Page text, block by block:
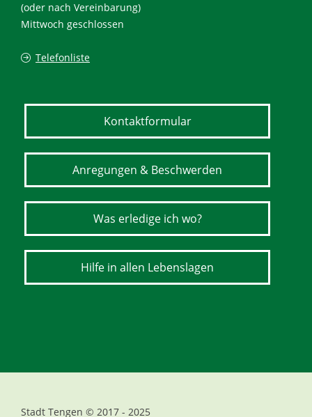
(oder nach Vereinbarung)
Mittwoch geschlossen
Telefonliste
Kontaktformular
Anregungen & Beschwerden
Was erledige ich wo?
Hilfe in allen Lebenslagen
Stadt Tengen © 2017 - 2025